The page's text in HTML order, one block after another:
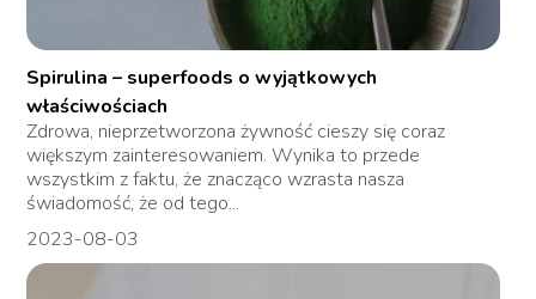
Spirulina – superfoods o wyjątkowych
właściwościach
Zdrowa, nieprzetworzona żywność cieszy się coraz
większym zainteresowaniem. Wynika to przede
wszystkim z faktu, że znacząco wzrasta nasza
świadomość, że od tego...
2023-08-03